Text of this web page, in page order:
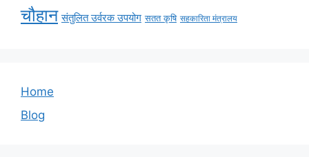
चौहान संतुलित उर्वरक उपयोग सतत कृषि सहकारिता मंत्रालय
Home
Blog